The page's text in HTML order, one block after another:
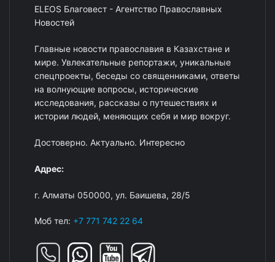
ELEOS Благовест - Агентство Православных
Новостей
Главные новости православия в Казахстане и
мире. Увлекательные репортажи, уникальные
спецпроекты, беседы со священниками, ответы
на волнующие вопросы, исторические
исследования, рассказы о путешествиях и
истории людей, меняющих себя и мир вокруг.
Достоверно. Актуально. Интересно
Адрес:
г. Алматы 050000, ул. Баишева, 28/5
Моб тел: +7 771 742 22 64